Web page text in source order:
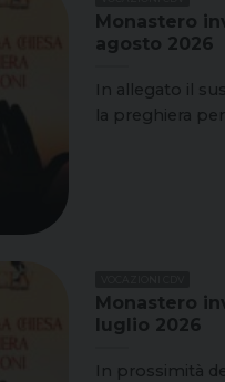
Monastero
agosto 2026
In allegato il
la preghiera per
Monastero
luglio 2026
In prossimità